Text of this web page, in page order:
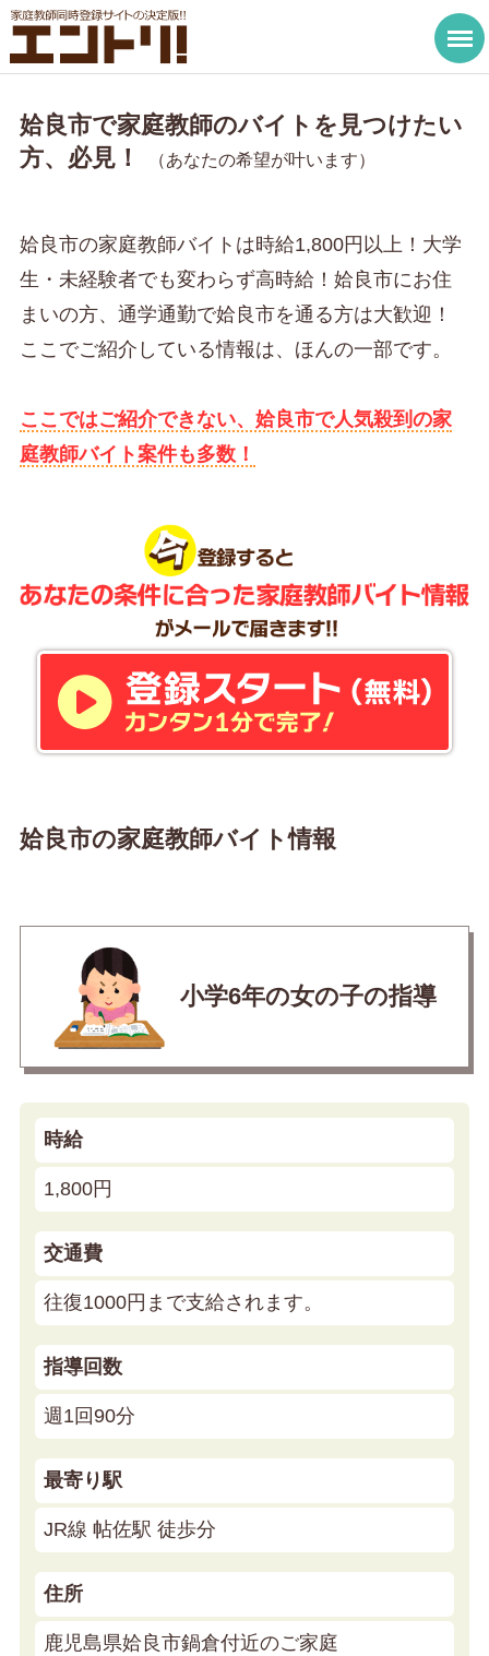
姶良市で家庭教師のバイトを見つけたい
方、必見！
（あなたの希望が叶います）
姶良市の家庭教師バイトは時給1,800円以上！大学
生・未経験者でも変わらず高時給！姶良市にお住
まいの方、通学通勤で姶良市を通る方は大歓迎！
ここでご紹介している情報は、ほんの一部です。
ここではご紹介できない、姶良市で人気殺到の家
庭教師バイト案件も多数！
姶良市の家庭教師バイト情報
小学6年の女の子の指導
時給
1,800円
交通費
往復1000円まで支給されます。
指導回数
週1回90分
最寄り駅
JR線 帖佐駅 徒歩分
住所
鹿児島県姶良市鍋倉付近のご家庭